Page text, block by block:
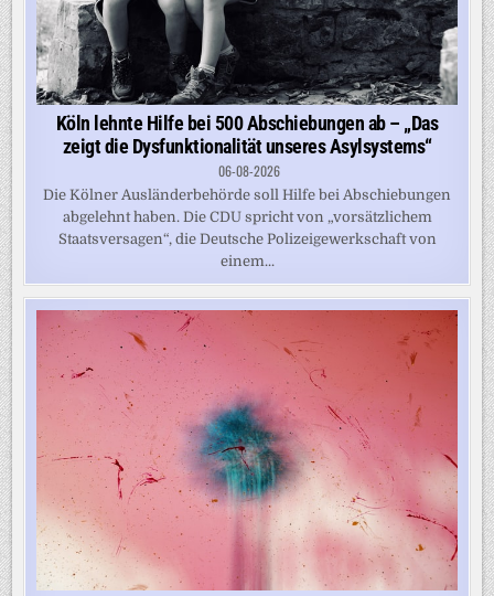
Köln lehnte Hilfe bei 500 Abschiebungen ab – „Das
zeigt die Dysfunktionalität unseres Asylsystems“
06-08-2026
Die Kölner Ausländerbehörde soll Hilfe bei Abschiebungen
abgelehnt haben. Die CDU spricht von „vorsätzlichem
Staatsversagen“, die Deutsche Polizeigewerkschaft von
einem...